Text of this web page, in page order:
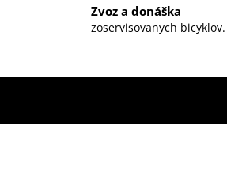
Zvoz a donáška
zoservisovanych bicyklov.